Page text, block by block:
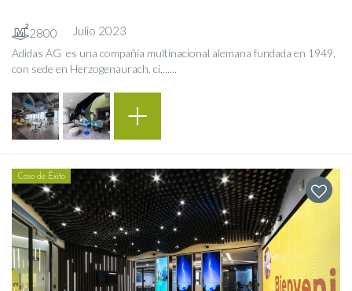
2800 Julio 2023
Adidas AG ​ es una compañía multinacional alemana fundada en 1949,
con sede en Herzogenaurach, ci.......
Caso de Éxito